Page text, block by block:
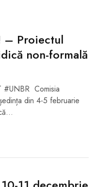
– Proiectul
non-formală
#UNBR Comisia
din 4-5 februarie